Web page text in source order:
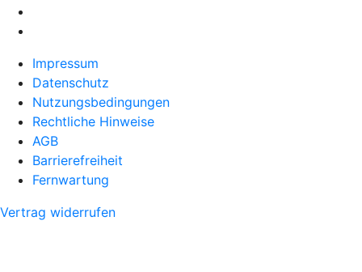
Impressum
Datenschutz
Nutzungsbedingungen
Rechtliche Hinweise
AGB
Barrierefreiheit
Fernwartung
Vertrag widerrufen